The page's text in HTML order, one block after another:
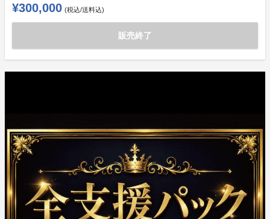
¥300,000 (税込/送料込)
販売終了